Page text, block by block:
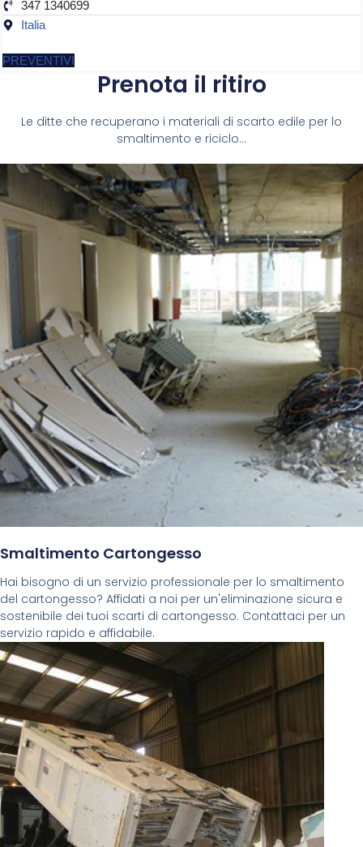
347 1340699
Italia
PREVENTIVI
Prenota il ritiro
Le ditte che recuperano i materiali di scarto edile per lo
smaltimento e riciclo...
Smaltimento Cartongesso
Hai bisogno di un servizio professionale per lo smaltimento
del cartongesso? Affidati a noi per un'eliminazione sicura e
sostenibile dei tuoi scarti di cartongesso. Contattaci per un
servizio rapido e affidabile.